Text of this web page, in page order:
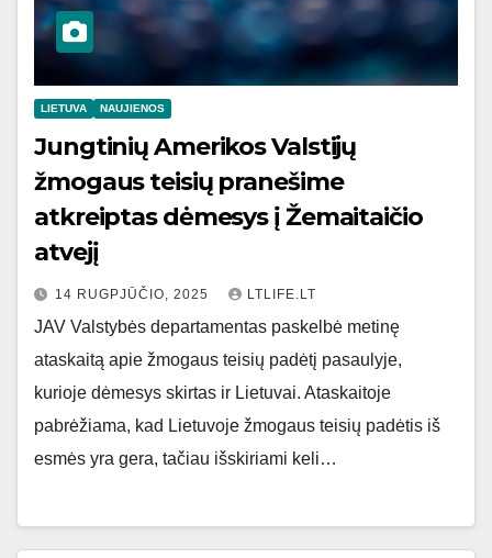
LIETUVA NAUJIENOS
Jungtinių Amerikos Valstijų
žmogaus teisių pranešime
atkreiptas dėmesys į Žemaitaičio
atvejį
14 RUGPJŪČIO, 2025 LTLIFE.LT
JAV Valstybės departamentas paskelbė metinę
ataskaitą apie žmogaus teisių padėtį pasaulyje,
kurioje dėmesys skirtas ir Lietuvai. Ataskaitoje
pabrėžiama, kad Lietuvoje žmogaus teisių padėtis iš
esmės yra gera, tačiau išskiriami keli…